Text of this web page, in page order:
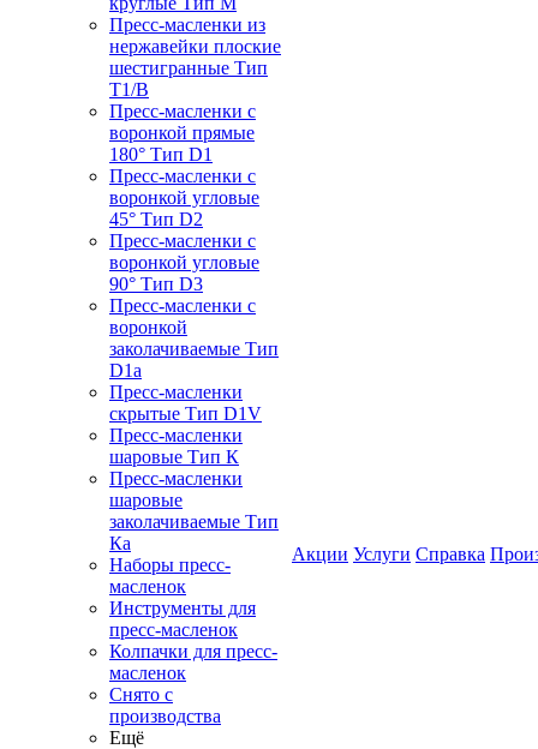
Пресс-масленки из
нержавейки плоские
шестигранные Тип
T1/B
Пресс-масленки с
воронкой прямые
180° Тип D1
Пресс-масленки с
воронкой угловые
45° Тип D2
Пресс-масленки с
воронкой угловые
90° Тип D3
Пресс-масленки с
воронкой
заколачиваемые Тип
D1a
Пресс-масленки
скрытые Тип D1V
Пресс-масленки
шаровые Тип К
Пресс-масленки
шаровые
заколачиваемые Тип
Кa
Наборы пресс-
масленок
Инструменты для
пресс-масленок
Колпачки для пресс-
масленок
Снято с
производства
Ещё
Акции Услуги Справка